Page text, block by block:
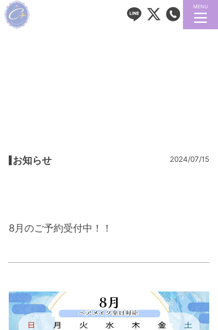
MENU
お知らせ 2024/07/15
8月のご予約受付中！！